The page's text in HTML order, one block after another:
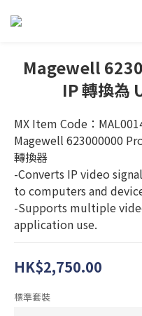
Magewell
IP 轉換為
MX Item Code：
Magewell 623000000
轉換器
-Converts IP video
to computers and
-Supports multiple
application use.
HK$2,750.00
標準套裝